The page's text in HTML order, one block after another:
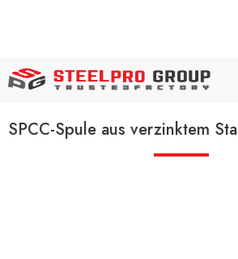
SPCC-Spule aus verzinktem